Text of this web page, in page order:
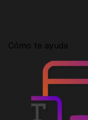
MHA Intelligence
Cómo te ayuda